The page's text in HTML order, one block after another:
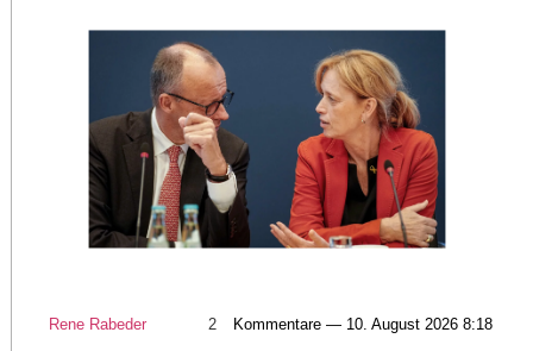
Rene Rabeder 2 Kommentare — 10. August 2026 8:18